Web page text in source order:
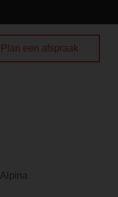
Plan een afspraak
Alpina